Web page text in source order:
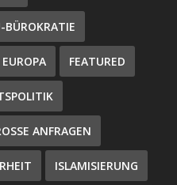
BÜROKRATIE
EUROPA FEATURED
ANFRAGEN
ISLAMISIERUNG